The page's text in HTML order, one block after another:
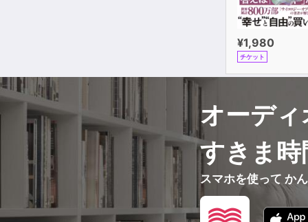
¥1,980
チケット
オーデ
すきま
スマホを使って か